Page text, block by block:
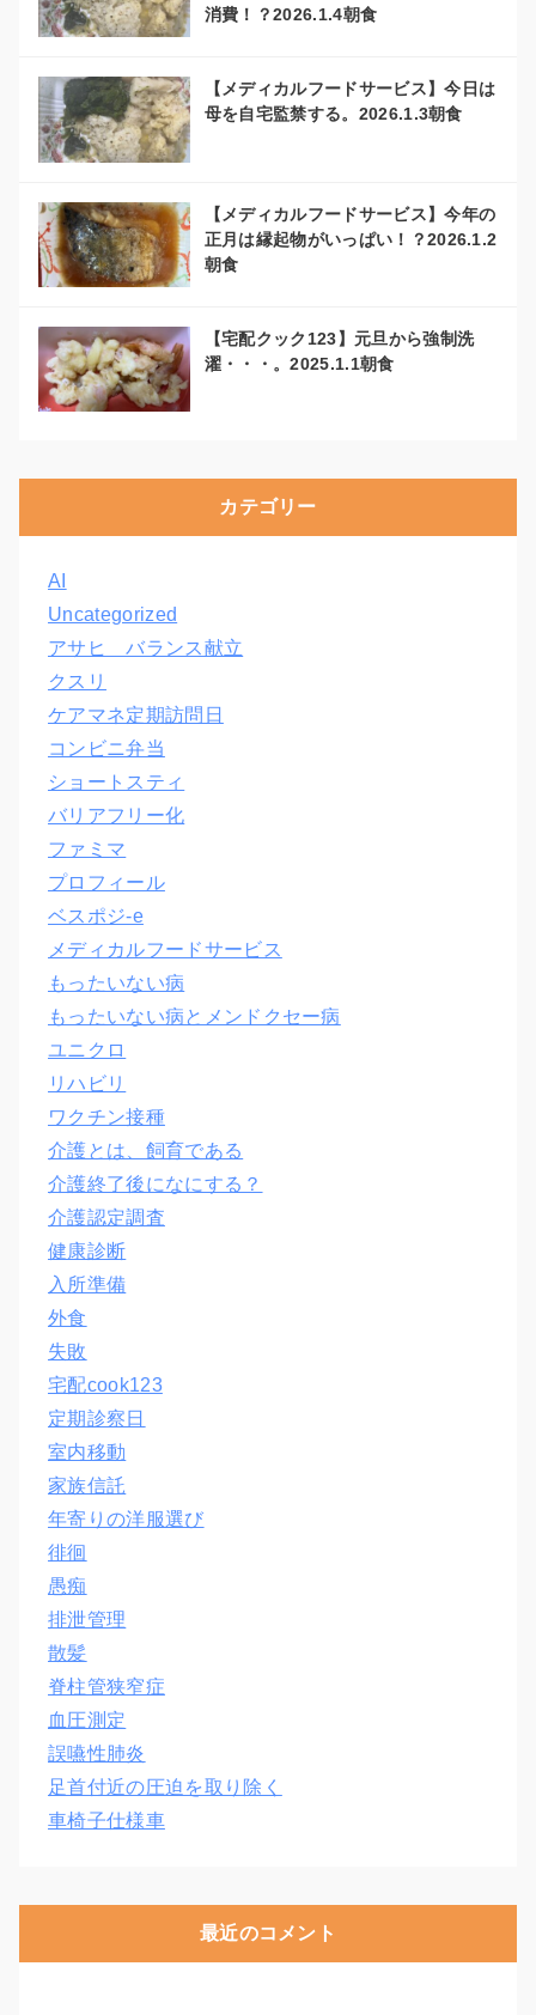
消費！？2026.1.4朝食
【メディカルフードサービス】今日は
母を自宅監禁する。2026.1.3朝食
【メディカルフードサービス】今年の
正月は縁起物がいっぱい！？2026.1.2
朝食
【宅配クック123】元旦から強制洗
濯・・・。2025.1.1朝食
カテゴリー
AI
Uncategorized
アサヒ バランス献立
クスリ
ケアマネ定期訪問日
コンビニ弁当
ショートスティ
バリアフリー化
ファミマ
プロフィール
ベスポジ-e
メディカルフードサービス
もったいない病
もったいない病とメンドクセー病
ユニクロ
リハビリ
ワクチン接種
介護とは、飼育である
介護終了後になにする？
介護認定調査
健康診断
入所準備
外食
失敗
宅配cook123
定期診察日
室内移動
家族信託
年寄りの洋服選び
徘徊
愚痴
排泄管理
散髪
脊柱管狭窄症
血圧測定
誤嚥性肺炎
足首付近の圧迫を取り除く
車椅子仕様車
最近のコメント